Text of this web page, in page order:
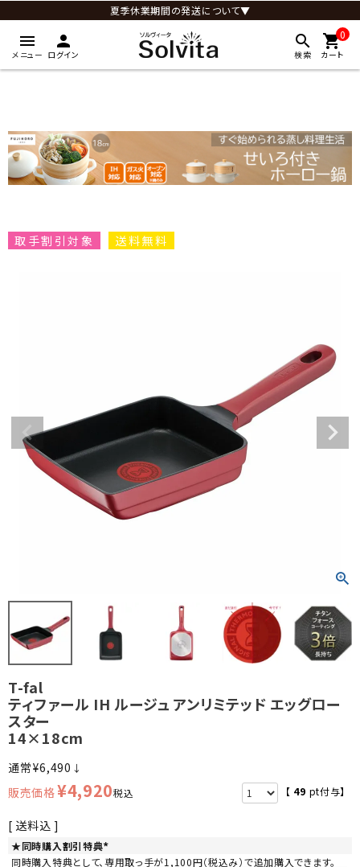
夏季休業期間の発送について▼
menu
メニュー
person
ログイン
search
検索
0
shopping_cart
カート
取手割引対象 送料無料
T-fal
ティファール IH ルージュ アンリミテッド エッグロー
スター
14×18cm
¥6,490 ↓
¥4,920税込 【 49 pt付与】
送料込
★同時購入割引特典
(
同時購入特典として、専用取っ手が1,100円（税込み）で追加購入できます。